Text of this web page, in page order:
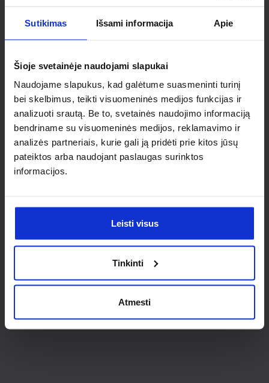
Sutikimas Išsami informacija Apie
Šioje svetainėje naudojami slapukai
Naudojame slapukus, kad galėtume suasmeninti turinį
bei skelbimus, teikti visuomeninės medijos funkcijas ir
analizuoti srautą. Be to, svetainės naudojimo informaciją
bendriname su visuomeninės medijos, reklamavimo ir
analizės partneriais, kurie gali ją pridėti prie kitos jūsų
pateiktos arba naudojant paslaugas surinktos
informacijos.
Leisti visus
Tinkinti
Atmesti
Ieškai
individualaus
sprendimo?
Susisiek su mumis dėl
nestandartinio produkto aptarimo.
Susisiekti